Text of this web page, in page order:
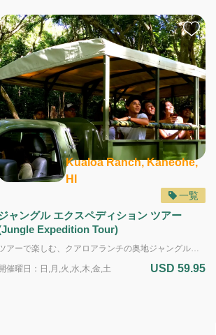
Kualoa Ranch, Kaneohe,
HI
一覧
ャングル エクスペディション ツアー
Expedition Tour)
ツアーで楽しむ、クアロアランチの奥地ジャングル体験！ ジャングルエクスペディションツアーは、1.5時間で楽しめる冒険ツアーです。頑丈な特別仕様のジャングル車に他のお客様と一緒に乗り、ガイドが運転するので、お客様は運転の心配なく、景色を思いっきり楽しめます。緑豊かなハキプウ熱帯雨林のジャングルトレイルを進み、小川を渡り、急な山道を登ったり下ったりしながら、道中の絶景を満喫できます。 到着する展望台からは、太平洋とコオラウ山脈のコントラストが広がる息をのむ景色を堪能できます。道中では、『ジュラシック・ワールド』『キングコング：髑髏島の巨神』『ジュマンジ』などの映画撮影地もご覧いただけます。 短時間で自然と景観、冒険を楽しめる、手軽で充実したツアーです。 こんな方におすすめ！ - 短時間でクアロアランチを効率よく楽しみたい方 - 熱帯雨林や絶景など自然を楽しみたい方 - 運転不要でガイドと一緒に安心してオフロード体験を楽しみたい方 - 家族連れ、カップル、ソロ旅行者など、思い出に残るアウトドア体験を求める方 ＜複数のツアーを申し込む場合の注意事項＞ ・それぞれのツアーを一つずつ別々にお申し込みください。 ・ツアーの終了予定時間から次のツアーの受付開始時間までの間を、最低でも15分以上空けてください。 ・送迎を希望する場合は、開始時間が早い方のツアーにだけ送迎を付け、早いツアーの開始時間に間に合うように送迎を選択してください。
催曜日：日,月,火,水,木,金,土 USD 59.95